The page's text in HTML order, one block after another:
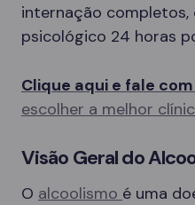
internação
psicológico 24 horas
Clique aqui e fale
escolher a melhor
Visão Geral do
O alcoolismo é uma